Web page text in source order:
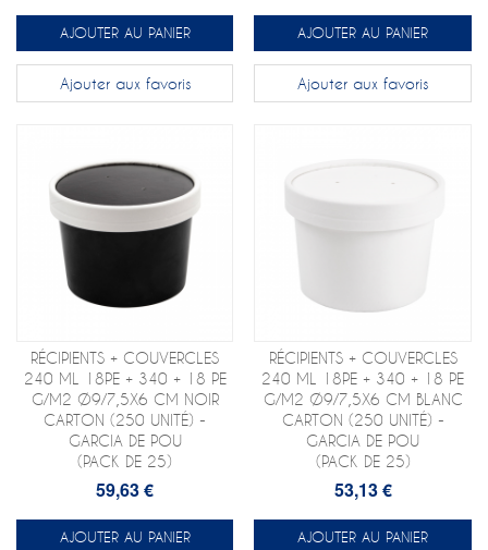
AJOUTER AU PANIER
Ajouter aux favoris
AJOUTER AU PANIER
Ajouter aux favoris
RÉCIPIENTS + COUVERCLES
240 ML 18PE + 340 + 18 PE
G/M2 Ø9/7,5X6 CM NOIR
CARTON (250 UNITÉ) -
GARCIA DE POU
(PACK DE 25)
59,63 €
AJOUTER AU PANIER
RÉCIPIENTS + COUVERCLES
240 ML 18PE + 340 + 18 PE
G/M2 Ø9/7,5X6 CM BLANC
CARTON (250 UNITÉ) -
GARCIA DE POU
(PACK DE 25)
53,13 €
AJOUTER AU PANIER